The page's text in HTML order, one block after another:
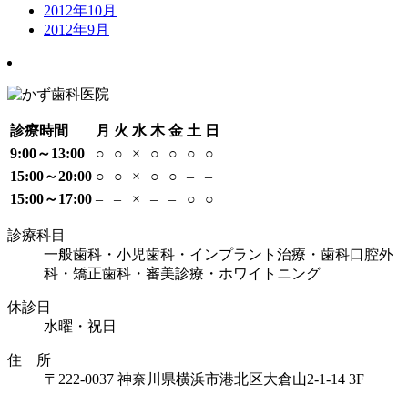
2012年10月
2012年9月
診療時間 月 火 水 木 金 土 日
9:00～13:00
○ ○ × ○ ○ ○
○
15:00～20:00 ○ ○ × ○ ○ –
–
15:00～17:00 – – × – – ○ ○
診療科目
一般歯科・小児歯科・インプラント治療・歯科口腔外
科・矯正歯科・審美診療・ホワイトニング
休診日
水曜・祝日
住 所
〒222-0037 神奈川県横浜市港北区大倉山2-1-14 3F